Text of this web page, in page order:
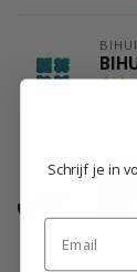
BIHUI
Schrijf je in
Email